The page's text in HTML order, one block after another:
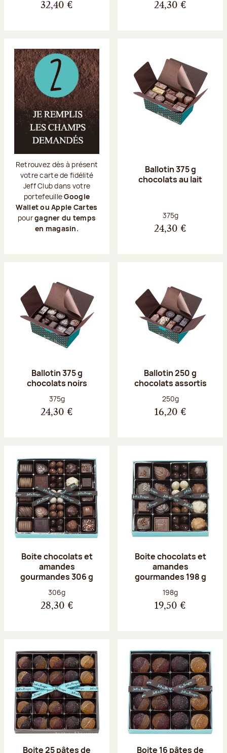
32,40 € 24,30 €
Retrouvez dès à présent
votre carte de fidélité
Jeff Club dans votre
portefeuilleGoogle
Wallet ou Apple Cartes
pourgagner du temps
en magasin.
Ballotin 375 g
chocolats au lait
Poids net :
375g
24,30 €
Ballotin 375 g
chocolats noirs
Poids net :
375g
24,30 €
Ballotin 250 g
chocolats assortis
Poids net :
250g
16,20 €
Boite chocolats et
amandes
gourmandes 306 g
Poids net :
306g
28,30 €
Boite chocolats et
amandes
gourmandes 198 g
Poids net :
198g
19,50 €
Boite 25 pâtes de Boite 16 pâtes de